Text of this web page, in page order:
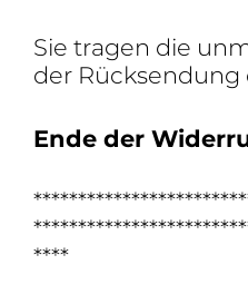
Sie tragen die
der Rück­sen­dung
Ende der
****